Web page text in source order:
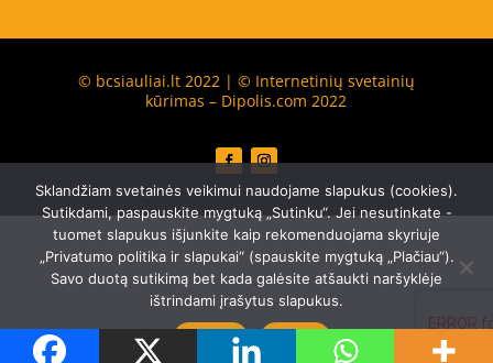
© bcsiauliai.lt 2022 | © Internetinių svetainių
kūrimas – Dipolis.com 2022
Translate »
Sklandžiam svetainės veikimui naudojame slapukus (cookies).
Sutikdami, paspauskite mygtuką „Sutinku“. Jei nesutinkate -
tuomet slapukus išjunkite kaip rekomenduojama skyriuje
„Privatumo politika ir slapukai“ (spauskite mygtuką „Plačiau“).
Savo duotą sutikimą bet kada galėsite atšaukti naršyklėje
ištrindami įrašytus slapukus.
Sutinku